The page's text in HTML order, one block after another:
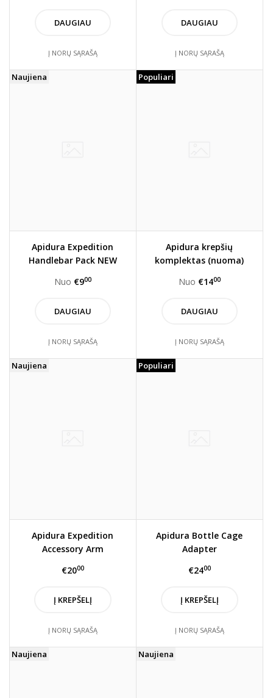
DAUGIAU
Į NORŲ SĄRAŠĄ
DAUGIAU
Į NORŲ SĄRAŠĄ
Naujiena
Apidura Expedition
Handlebar Pack NEW
Nuo €900
DAUGIAU
Į NORŲ SĄRAŠĄ
Populiari
Apidura krepšių
komplektas (nuoma)
Nuo €1400
DAUGIAU
Į NORŲ SĄRAŠĄ
Naujiena
Apidura Expedition
Accessory Arm
€2000
Į KREPŠELĮ
Į NORŲ SĄRAŠĄ
Populiari
Apidura Bottle Cage
Adapter
€2400
Į KREPŠELĮ
Į NORŲ SĄRAŠĄ
Naujiena Naujiena